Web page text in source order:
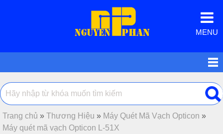
MENU
Trang chủ » Thương Hiệu » Máy Quét Mã Vạch Opticon »
Máy quét mã vạch Opticon L-51X